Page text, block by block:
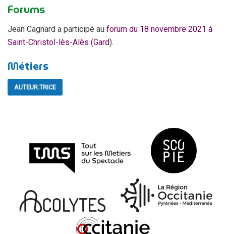
Forums
Jean Cagnard a participé au forum du 18 novembre 2021 à
Saint-Christol-lès-Alès (Gard).
Métiers
AUTEUR.TRICE